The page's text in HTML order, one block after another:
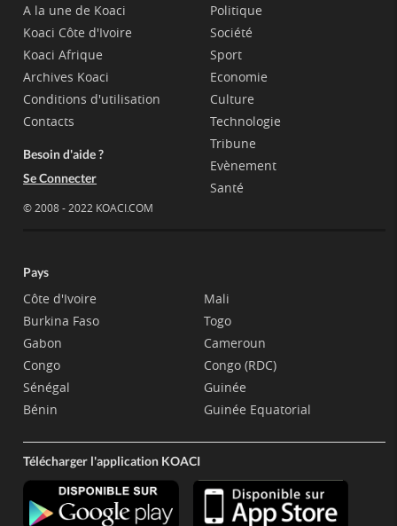
A la une de Koaci
Koaci Côte d'Ivoire
Koaci Afrique
Archives Koaci
Conditions d'utilisation
Contacts
Besoin d'aide ?
Se Connecter
© 2008 - 2022 KOACI.COM
Politique
Société
Sport
Economie
Culture
Technologie
Tribune
Evènement
Santé
Pays
Côte d'Ivoire
Burkina Faso
Gabon
Congo
Sénégal
Bénin
Mali
Togo
Cameroun
Congo (RDC)
Guinée
Guinée Equatorial
Télécharger l'application KOACI